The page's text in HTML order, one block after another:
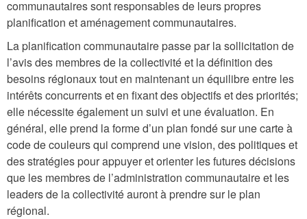
communautaires sont responsables de leurs propres
planification et aménagement communautaires.
La planification communautaire passe par la sollicitation de
l’avis des membres de la collectivité et la définition des
besoins régionaux tout en maintenant un équilibre entre les
intérêts concurrents et en fixant des objectifs et des priorités;
elle nécessite également un suivi et une évaluation. En
général, elle prend la forme d’un plan fondé sur une carte à
code de couleurs qui comprend une vision, des politiques et
des stratégies pour appuyer et orienter les futures décisions
que les membres de l’administration communautaire et les
leaders de la collectivité auront à prendre sur le plan
régional.